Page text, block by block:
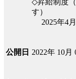
す）
2025年4月
公開日 2022年 10月